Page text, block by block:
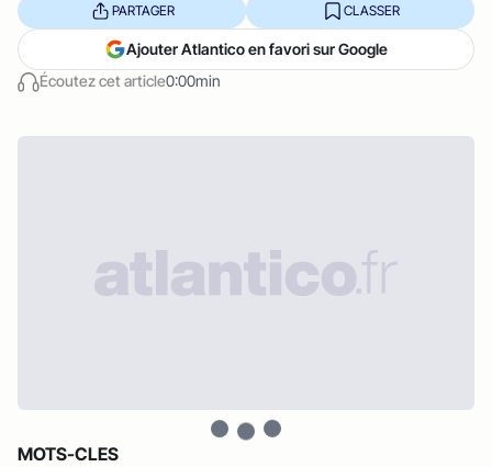
Écoutez cet article0:00min
PARTAGER CLASSER
Ajouter Atlantico en favori sur Google
MOTS-CLES